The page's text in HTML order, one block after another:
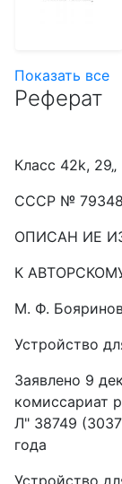
Показать все
Реферат
Класс 42k, 29„
СССР № 79348
ОПИСАН ИЕ
К
М. Ф.
Устройство
Заявлено 9
комиссариат
Л" 38749
года